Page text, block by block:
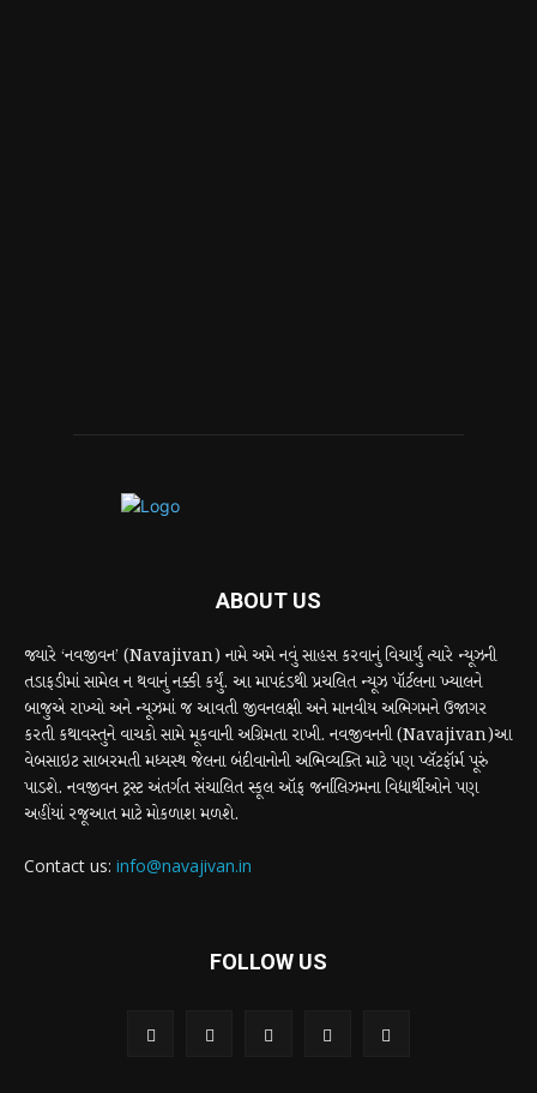
ABOUT US
જ્યારે ‘નવજીવન’ (Navajivan) નામે અમે નવું સાહસ કરવાનું વિચાર્યું ત્યારે ન્યૂઝની
તડાફડીમાં સામેલ ન થવાનું નક્કી કર્યું. આ માપદંડથી પ્રચલિત ન્યૂઝ પૉર્ટલના ખ્યાલને
બાજુએ રાખ્યો અને ન્યૂઝમાં જ આવતી જીવનલક્ષી અને માનવીય અભિગમને ઉજાગર
કરતી કથાવસ્તુને વાચકો સામે મૂકવાની અગ્રિમતા રાખી. નવજીવનની (Navajivan)આ
વેબસાઇટ સાબરમતી મધ્યસ્થ જેલના બંદીવાનોની અભિવ્યક્તિ માટે પણ પ્લૅટફૉર્મ પૂરું
પાડશે. નવજીવન ટ્રસ્ટ અંતર્ગત સંચાલિત સ્કૂલ ઑફ જર્નાલિઝમના વિદ્યાર્થીઓને પણ
અહીંયાં રજૂઆત માટે મોકળાશ મળશે.
Contact us: info@navajivan.in
FOLLOW US